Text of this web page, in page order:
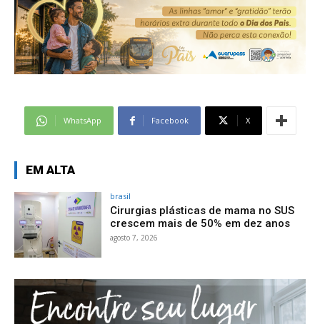
WhatsApp Facebook X
EM ALTA
brasil
Cirurgias plásticas de mama no SUS
crescem mais de 50% em dez anos
agosto 7, 2026